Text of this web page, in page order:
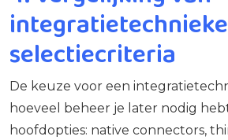
selectiecriteria
De keuze voor een
hoeveel beheer je later nodig
hoofdopties: native connectors,